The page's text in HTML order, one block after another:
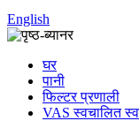
English
घर
पानी
फिल्टर प्रणाली
VAS स्वचालित